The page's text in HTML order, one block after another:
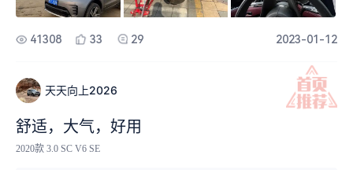
油箱锁，第一时间自己拿配件就改上去了，HDU抬
响视线😃。第3排座椅电动手动也没啥不常用。后面
来自驾旅游行业的爆发！大家都憋了3年。期待和更
多的小伙伴一起自驾旅行，一起发现 一起向未来！
满意的点:1.第三排空间和座椅比想象中大不少 2.带4
8V轻混油耗比我想象中低，不像以前3.0的油老虎，
41308 33 29 2023-01-12
天天向上2026
舒适，大气，好用
2020款 3.0 SC V6 SE